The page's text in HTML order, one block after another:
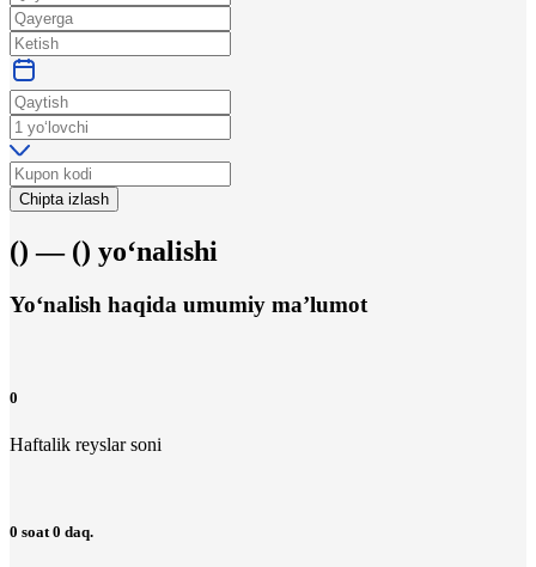
Chipta izlash
() — () yo‘nalishi
Yo‘nalish haqida umumiy ma’lumot
0
Haftalik reyslar soni
0 soat 0 daq.